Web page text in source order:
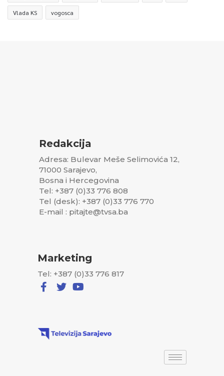
Vlada KS vogosca
Redakcija
Adresa: Bulevar Meše Selimovića 12,
71000 Sarajevo,
Bosna i Hercegovina
Tel: +387 (0)33 776 808
Tel (desk): +387 (0)33 776 770
E-mail : pitajte@tvsa.ba
Marketing
Tel: +387 (0)33 776 817